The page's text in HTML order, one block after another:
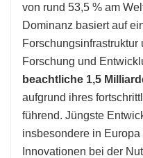
von rund 53,5 % am
Dominanz basiert auf
Forschung und
beachtliche 1,5
aufgrund ihres
führend. Jüngste
insbesondere in
Innovationen bei der